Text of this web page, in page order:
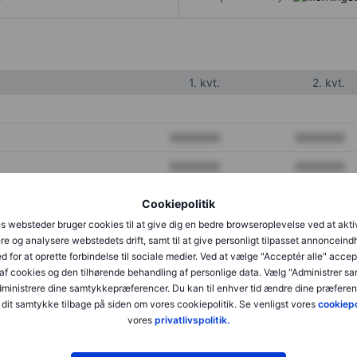
Cookiepolitik
websteder bruger cookies til at give dig en bedre browseroplevelse ved at
og analysere webstedets drift, samt til at give personligt tilpasset
for at oprette forbindelse til sociale medier. Ved at vælge "Acceptér alle"
cookies og den tilhørende behandling af personlige data. Vælg "Administrer
dine samtykkepræferencer. Du kan til enhver tid ændre dine
samtykke tilbage på siden om vores cookiepolitik. Se venligst vores
vores privatlivspolitik.
1. kvt. 2. kvt.
XXXXXXX XXXXXXX
XXXXXXX